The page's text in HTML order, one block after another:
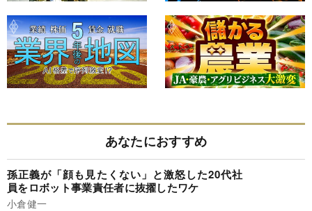
あなたにおすすめ
孫正義が「顔も見たくない」と激怒した20代社
員をロボット事業責任者に抜擢したワケ
小倉健一